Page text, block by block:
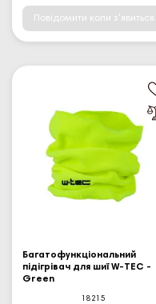
Повідомити коли з'явиться
Багатофункціональний
підігрівач для шиї W-TEC -
Green
18215